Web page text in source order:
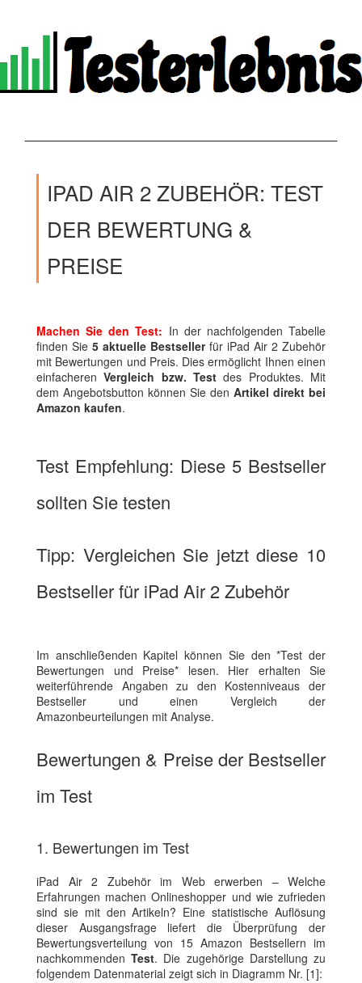
IPAD AIR 2 ZUBEHÖR: TEST
DER BEWERTUNG &
PREISE
Machen Sie den Test: In der nachfolgenden Tabelle
finden Sie 5 aktuelle Bestsellerfür iPad Air 2 Zubehör
mit Bewertungen und Preis. Dies ermöglicht Ihnen einen
einfacherenVergleich bzw. Test des Produktes. Mit
dem Angebotsbutton können Sie den Artikel direkt bei
Amazon kaufen.
Test Empfehlung: Diese 5 Bestseller
sollten Sie testen
Tipp: Vergleichen Sie jetzt diese 10
Bestseller für iPad Air 2 Zubehör
Im anschließenden Kapitel können Sie den *Test der
Bewertungen und Preise* lesen. Hier erhalten Sie
weiterführende Angaben zu den Kostenniveaus der
Bestseller und einen Vergleich der
Amazonbeurteilungen mit Analyse.
Bewertungen & Preise der Bestseller
im Test
1. Bewertungen im Test
iPad Air 2 Zubehör im Web erwerben – Welche
Erfahrungen machen Onlineshopper und wie zufrieden
sind sie mit den Artikeln? Eine statistische Auflösung
dieser Ausgangsfrage liefert die Überprüfung der
Bewertungsverteilung von 15 Amazon Bestsellern im
nachkommendenTest. Die zugehörige Darstellung zu
folgendem Datenmaterial zeigt sich in Diagramm Nr. [1]: